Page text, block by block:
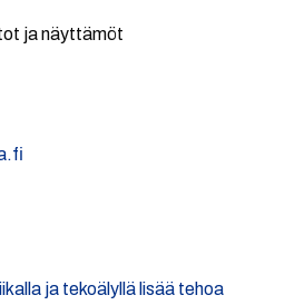
ja näyttämöt
ja tekoälyllä lisää tehoa